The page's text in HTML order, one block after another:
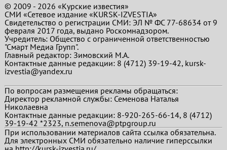
© 2009 - 2026 «Курские известия»
СМИ «Сетевое издание «KURSK-IZVESTIA»
Свидетельство о регистрации СМИ: ЭЛ № ФС 77-68634 от 9
февраля 2017 года, выдано Роскомнадзором.
Учредитель: Общество с ограниченной ответственностью
"Смарт Медиа Групп".
Главный редактор:Зимовский М.А.
Контактные данные редакции: 8 (4712) 39-19-42, kursk-
izvestia@yandex.ru
По вопросам размещения рекламы обращаться:
Директор рекламной службы: Семенова Наталья
Николаевна
Контактные данные редакции: 8-920-265-66-14, 8 (4712)
39-19-42 *2323, n.semenova@ptpgroup.ru
При использовании материалов сайта ссылка обязательна.
Для электронных СМИ обязательно наличие гиперссылки